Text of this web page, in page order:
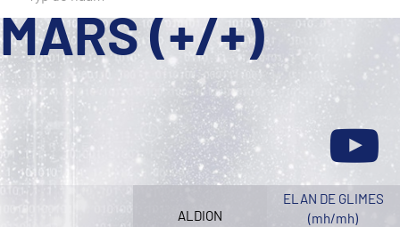
MARS (+/+)
ALDION
ELAN DE GLIMES
(mh/mh)